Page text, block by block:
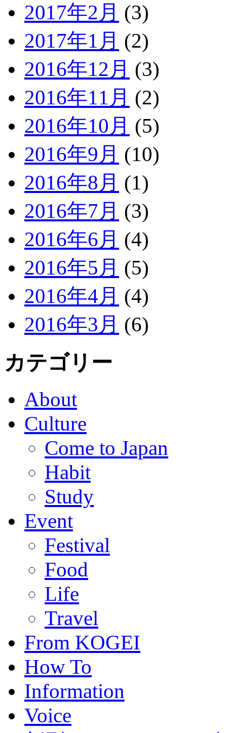
2017年2月 (3)
2017年1月 (2)
2016年12月 (3)
2016年11月 (2)
2016年10月 (5)
2016年9月 (10)
2016年8月 (1)
2016年7月 (3)
2016年6月 (4)
2016年5月 (5)
2016年4月 (4)
2016年3月 (6)
カテゴリー
About
Culture
Come to Japan
Habit
Study
Event
Festival
Food
Life
Travel
From KOGEI
How To
Information
Voice